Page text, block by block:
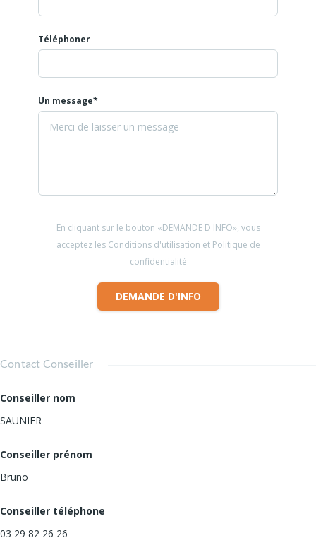
Téléphoner
Un message*
En cliquant sur le bouton «DEMANDE D'INFO», vous
acceptez les Conditions d'utilisation et Politique de
confidentialité
DEMANDE D'INFO
Contact Conseiller
Conseiller nom
SAUNIER
Conseiller prénom
Bruno
Conseiller téléphone
03 29 82 26 26